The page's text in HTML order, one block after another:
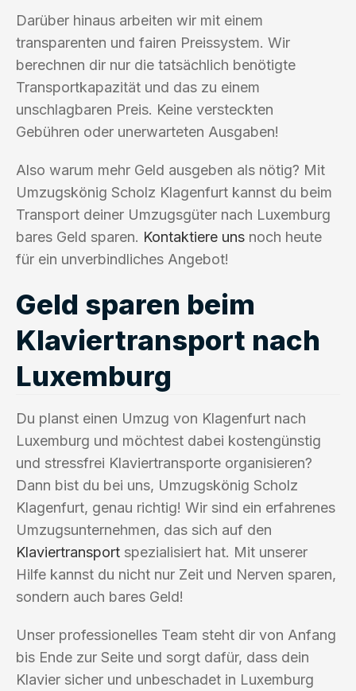
Darüber hinaus arbeiten wir mit einem
transparenten und fairen Preissystem. Wir
berechnen dir nur die tatsächlich benötigte
Transportkapazität und das zu einem
unschlagbaren Preis. Keine versteckten
Gebühren oder unerwarteten Ausgaben!
Also warum mehr Geld ausgeben als nötig? Mit
Umzugskönig Scholz Klagenfurt kannst du beim
Transport deiner Umzugsgüter nach Luxemburg
bares Geld sparen. Kontaktiere uns noch heute
für ein unverbindliches Angebot!
Geld sparen beim
Klaviertransport nach
Luxemburg
Du planst einen Umzug von Klagenfurt nach
Luxemburg und möchtest dabei kostengünstig
und stressfrei Klaviertransporte organisieren?
Dann bist du bei uns, Umzugskönig Scholz
Klagenfurt, genau richtig! Wir sind ein erfahrenes
Umzugsunternehmen, das sich auf den
Klaviertransport spezialisiert hat. Mit unserer
Hilfe kannst du nicht nur Zeit und Nerven sparen,
sondern auch bares Geld!
Unser professionelles Team steht dir von Anfang
bis Ende zur Seite und sorgt dafür, dass dein
Klavier sicher und unbeschadet in Luxemburg